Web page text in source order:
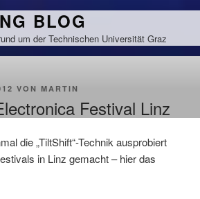
BLOG
um der Technischen Universität Graz
VON MARTIN
Festival Linz
die „TiltShift“-Technik ausprobiert
in Linz gemacht – hier das